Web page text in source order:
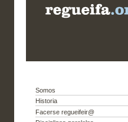
Somos
Historia
Facerse regueifeir@